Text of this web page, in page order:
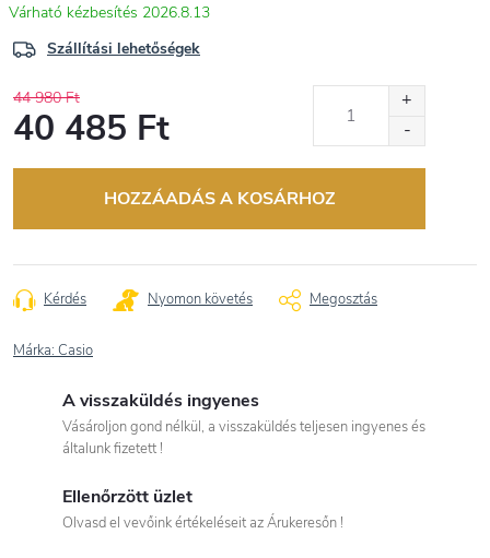
2026.8.13
Szállítási lehetőségek
44 980 Ft
40 485 Ft
HOZZÁADÁS A KOSÁRHOZ
Kérdés Nyomon követés Megosztás
Márka: Casio
A visszaküldés ingyenes
Vásároljon gond nélkül, a visszaküldés teljesen ingyenes és
általunk fizetett !
Ellenőrzött üzlet
Olvasd el vevőink értékeléseit az Árukeresőn !